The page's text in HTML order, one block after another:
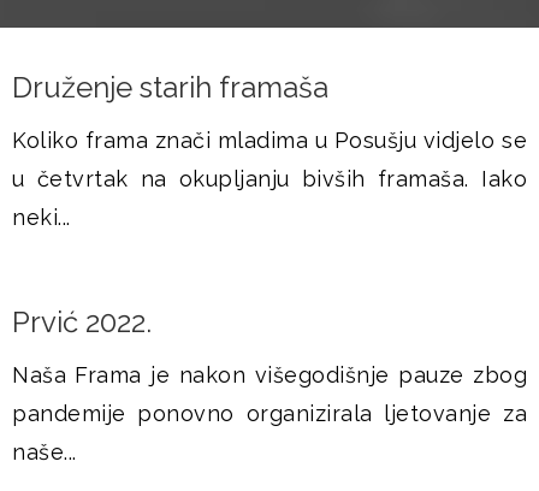
Druženje starih framaša
Koliko frama znači mladima u Posušju vidjelo se
u četvrtak na okupljanju bivših framaša. Iako
neki...
Prvić 2022.
Naša Frama je nakon višegodišnje pauze zbog
pandemije ponovno organizirala ljetovanje za
naše...